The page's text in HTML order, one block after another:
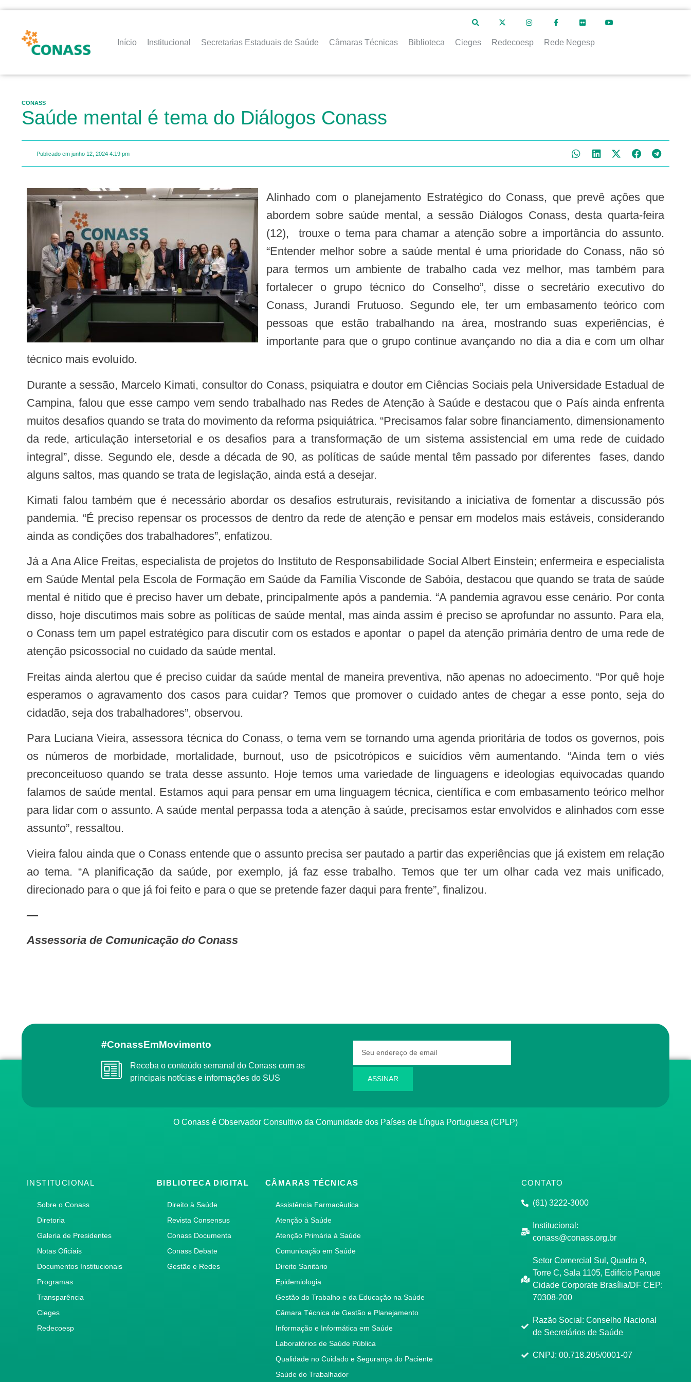
Início Institucional Secretarias Estaduais de Saúde Câmaras Técnicas Biblioteca Cieges Redecoesp Rede Negesp
CONASS
Saúde mental é tema do Diálogos Conass
Publicado em junho 12, 2024 4:19 pm
Alinhado com o planejamento Estratégico do Conass, que prevê ações que
abordem sobre saúde mental, a sessão Diálogos Conass, desta quarta-feira
(12), trouxe o tema para chamar a atenção sobre a importância do assunto.
“Entender melhor sobre a saúde mental é uma prioridade do Conass, não só
para termos um ambiente de trabalho cada vez melhor, mas também para
fortalecer o grupo técnico do Conselho”, disse o secretário executivo do
Conass, Jurandi Frutuoso. Segundo ele, ter um embasamento teórico com
pessoas que estão trabalhando na área, mostrando suas experiências, é
importante para que o grupo continue avançando no dia a dia e com um olhar
técnico mais evoluído.
Durante a sessão, Marcelo Kimati, consultor do Conass, psiquiatra e doutor em Ciências Sociais pela Universidade Estadual de
Campina, falou que esse campo vem sendo trabalhado nas Redes de Atenção à Saúde e destacou que o País ainda enfrenta
muitos desafios quando se trata do movimento da reforma psiquiátrica. “Precisamos falar sobre financiamento, dimensionamento
da rede, articulação intersetorial e os desafios para a transformação de um sistema assistencial em uma rede de cuidado
integral”, disse. Segundo ele, desde a década de 90, as políticas de saúde mental têm passado por diferentes fases, dando
alguns saltos, mas quando se trata de legislação, ainda está a desejar.
Kimati falou também que é necessário abordar os desafios estruturais, revisitando a iniciativa de fomentar a discussão pós
pandemia. “É preciso repensar os processos de dentro da rede de atenção e pensar em modelos mais estáveis, considerando
ainda as condições dos trabalhadores”, enfatizou.
Já a Ana Alice Freitas, especialista de projetos do Instituto de Responsabilidade Social Albert Einstein; enfermeira e especialista
em Saúde Mental pela Escola de Formação em Saúde da Família Visconde de Sabóia, destacou que quando se trata de saúde
mental é nítido que é preciso haver um debate, principalmente após a pandemia. “A pandemia agravou esse cenário. Por conta
disso, hoje discutimos mais sobre as políticas de saúde mental, mas ainda assim é preciso se aprofundar no assunto. Para ela,
o Conass tem um papel estratégico para discutir com os estados e apontar o papel da atenção primária dentro de uma rede de
atenção psicossocial no cuidado da saúde mental.
Freitas ainda alertou que é preciso cuidar da saúde mental de maneira preventiva, não apenas no adoecimento. “Por quê hoje
esperamos o agravamento dos casos para cuidar? Temos que promover o cuidado antes de chegar a esse ponto, seja do
cidadão, seja dos trabalhadores”, observou.
Para Luciana Vieira, assessora técnica do Conass, o tema vem se tornando uma agenda prioritária de todos os governos, pois
os números de morbidade, mortalidade, burnout, uso de psicotrópicos e suicídios vêm aumentando. “Ainda tem o viés
preconceituoso quando se trata desse assunto. Hoje temos uma variedade de linguagens e ideologias equivocadas quando
falamos de saúde mental. Estamos aqui para pensar em uma linguagem técnica, científica e com embasamento teórico melhor
para lidar com o assunto. A saúde mental perpassa toda a atenção à saúde, precisamos estar envolvidos e alinhados com esse
assunto”, ressaltou.
Vieira falou ainda que o Conass entende que o assunto precisa ser pautado a partir das experiências que já existem em relação
ao tema. “A planificação da saúde, por exemplo, já faz esse trabalho. Temos que ter um olhar cada vez mais unificado,
direcionado para o que já foi feito e para o que se pretende fazer daqui para frente”, finalizou.
—
Assessoria de Comunicação do Conass
#ConassEmMovimento
Receba o conteúdo semanal do Conass com as
principais notícias e informações do SUS
ASSINAR
O Conass é Observador Consultivo da Comunidade dos Países de Língua Portuguesa (CPLP)
INSTITUCIONAL
Sobre o Conass
Diretoria
Galeria de Presidentes
Notas Oficiais
Documentos Institucionais
Programas
Transparência
Cieges
Redecoesp
BIBLIOTECA DIGITAL
Direito à Saúde
Revista Consensus
Conass Documenta
Conass Debate
Gestão e Redes
CÂMARAS TÉCNICAS
Assistência Farmacêutica
Atenção à Saúde
Atenção Primária à Saúde
Comunicação em Saúde
Direito Sanitário
Epidemiologia
Gestão do Trabalho e da Educação na Saúde
Câmara Técnica de Gestão e Planejamento
Informação e Informática em Saúde
Laboratórios de Saúde Pública
Qualidade no Cuidado e Segurança do Paciente
Saúde do Trabalhador
CONTATO
(61) 3222-3000
Institucional:
conass@conass.org.br
Setor Comercial Sul, Quadra 9,
Torre C, Sala 1105, Edifício Parque
Cidade Corporate Brasília/DF CEP:
70308-200
Razão Social: Conselho Nacional
de Secretários de Saúde
CNPJ: 00.718.205/0001-07